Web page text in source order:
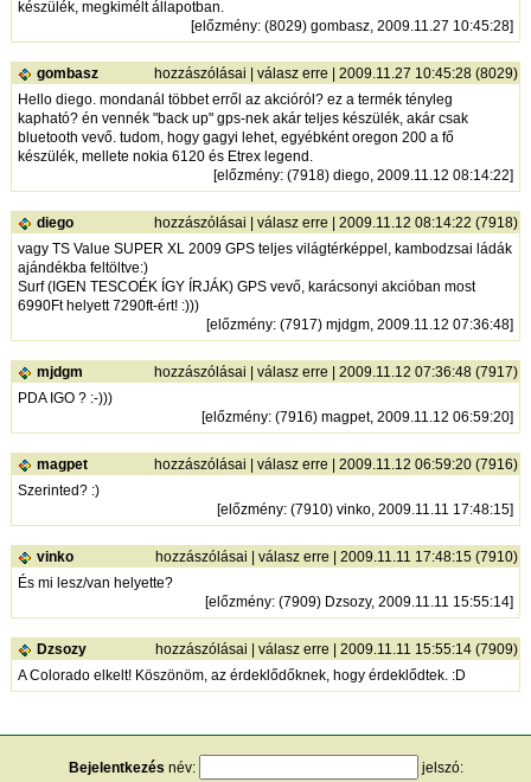
készülék, megkimélt állapotban.
[előzmény: (8029) gombasz, 2009.11.27 10:45:28]
gombasz hozzászólásai válasz erre | 2009.11.27 10:45:28 (8029)
Hello diego. mondanál többet erről az akcióról? ez a termék tényleg
kapható? én vennék "back up" gps-nek akár teljes készülék, akár csak
bluetooth vevő. tudom, hogy gagyi lehet, egyébként oregon 200 a fő
készülék, mellete nokia 6120 és Etrex legend.
[előzmény: (7918) diego, 2009.11.12 08:14:22]
diego hozzászólásai válasz erre | 2009.11.12 08:14:22 (7918)
vagy TS Value SUPER XL 2009 GPS teljes világtérképpel, kambodzsai ládák
ajándékba feltöltve:)
Surf (IGEN TESCOÉK ÍGY ÍRJÁK) GPS vevő, karácsonyi akcióban most
6990Ft helyett 7290ft-ért! :)))
[előzmény: (7917) mjdgm, 2009.11.12 07:36:48]
mjdgm hozzászólásai válasz erre | 2009.11.12 07:36:48 (7917)
PDA IGO ? :-)))
[előzmény: (7916) magpet, 2009.11.12 06:59:20]
magpet hozzászólásai válasz erre | 2009.11.12 06:59:20 (7916)
Szerinted? :)
[előzmény: (7910) vinko, 2009.11.11 17:48:15]
vinko hozzászólásai válasz erre | 2009.11.11 17:48:15 (7910)
És mi lesz/van helyette?
[előzmény: (7909) Dzsozy, 2009.11.11 15:55:14]
Dzsozy hozzászólásai válasz erre | 2009.11.11 15:55:14 (7909)
A Colorado elkelt! Köszönöm, az érdeklődőknek, hogy érdeklődtek. :D
Bejelentkezés név: jelszó: